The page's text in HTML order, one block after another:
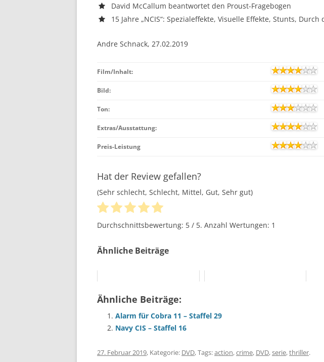
David McCallum beantwortet den Proust-Fragebogen
15 Jahre „NCIS“: Spezialeffekte, Visuelle Effekte, Stunts,
Andre Schnack, 27.02.2019
Film/Inhalt:
Bild:
Ton:
Extras/Ausstattung:
Preis-Leistung
Hat der Review gefallen?
(Sehr schlecht, Schlecht, Mittel, Gut, Sehr gut)
Durchschnittsbewertung: 5 / 5. Anzahl Wertungen: 1
Ähnliche Beiträge
Ähnliche Beiträge:
Alarm für Cobra 11 – Staffel 29
Navy CIS – Staffel 16
27. Februar 2019, Kategorie: DVD, Tags:action,crime, DVD,serie,thriller.